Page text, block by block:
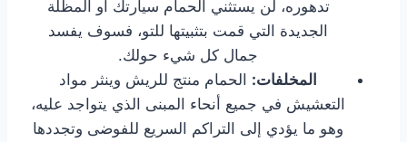
تدهوره، لن يستثني الحمام سيارتك أو المظلة
الجديدة التي قمت بتثبيتها للتو، فسوف يفسد
جمال كل شيء حولك.
المخلفات: الحمام منتج للريش وينثر مواد
التعشيش في جميع أنحاء المبنى الذي يتواجد عليه،
وهو ما يؤدي إلى التراكم السريع للفوضى وتجددها